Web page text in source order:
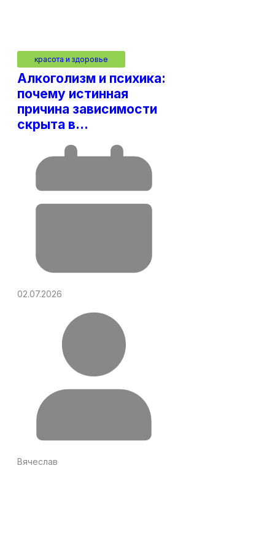
красота и здоровье
Алкоголизм и психика:
почему истинная
причина зависимости
скрыта в…
02.07.2026
Вячеслав